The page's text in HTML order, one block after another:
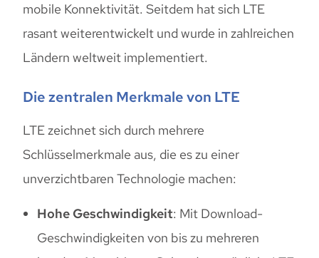
mobile Konnektivität. Seitdem hat sich LTE
rasant weiterentwickelt und wurde in zahlreichen
Ländern weltweit implementiert.
Die zentralen Merkmale von LTE
LTE zeichnet sich durch mehrere
Schlüsselmerkmale aus, die es zu einer
unverzichtbaren Technologie machen:
Hohe Geschwindigkeit: Mit Download-
Geschwindigkeiten von bis zu mehreren